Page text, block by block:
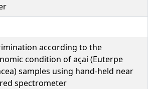
according to the
condition of açai (Euterpe
samples using hand-held near
spectrometer